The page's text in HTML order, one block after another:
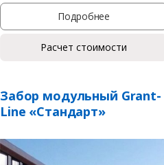
Подробнее
Расчет стоимости
Забор модульный Grant-
Line «Стандарт»